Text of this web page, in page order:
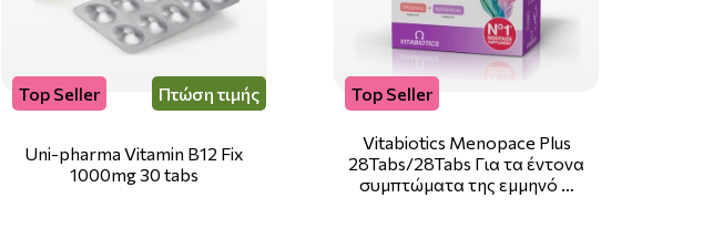
Πτώση τιμής
Top Seller
Uni-pharma Vitamin B12 Fix
1000mg 30 tabs
Top Seller
Vitabiotics Menopace Plus
28Tabs/28Tabs Για τα έντονα
συμπτώματα της εμμηνό …